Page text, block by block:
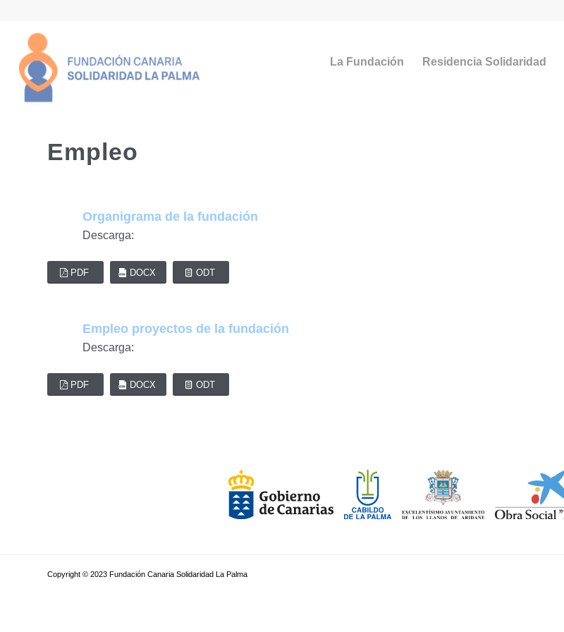
La Fundación Residencia Solidaridad
Empleo
Organigrama de la fundación
Descarga:
PDF DOCX ODT
Empleo proyectos de la fundación
Descarga:
PDF DOCX ODT
Copyright © 2023 Fundación Canaria Solidaridad La Palma